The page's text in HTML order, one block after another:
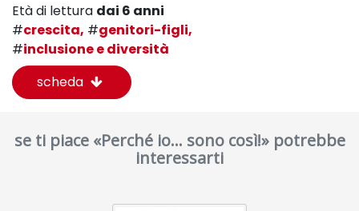
Età di lettura dai 6 anni
#crescita, #genitori-figli,
#inclusione e diversità
scheda
se ti piace «Perché io… sono così!» potrebbe
interessarti